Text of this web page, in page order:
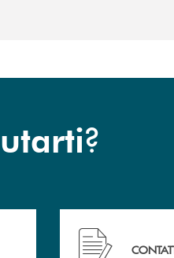
?
Hai bisogno di